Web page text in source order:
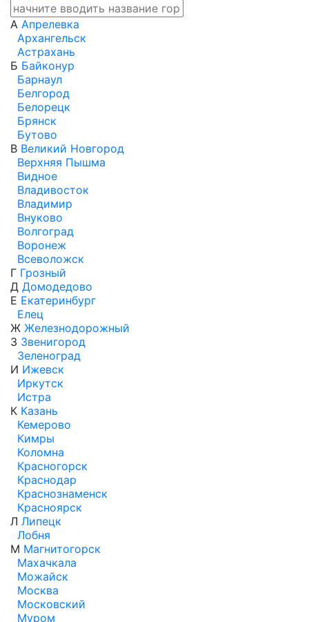
А Апрелевка
Архангельск
Астрахань
Б Байконур
Барнаул
Белгород
Белорецк
Брянск
Бутово
В Великий Новгород
Верхняя Пышма
Видное
Владивосток
Владимир
Внуково
Волгоград
Воронеж
Всеволожск
Г Грозный
Д Домодедово
Е Екатеринбург
Елец
Ж Железнодорожный
З Звенигород
Зеленоград
И Ижевск
Иркутск
Истра
К Казань
Кемерово
Кимры
Коломна
Красногорск
Краснодар
Краснознаменск
Красноярск
Л Липецк
Лобня
М Магнитогорск
Махачкала
Можайск
Москва
Московский
Муром